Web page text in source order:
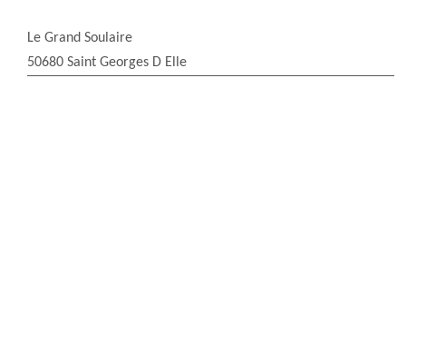
Le Grand Soulaire
50680 Saint Georges D Elle